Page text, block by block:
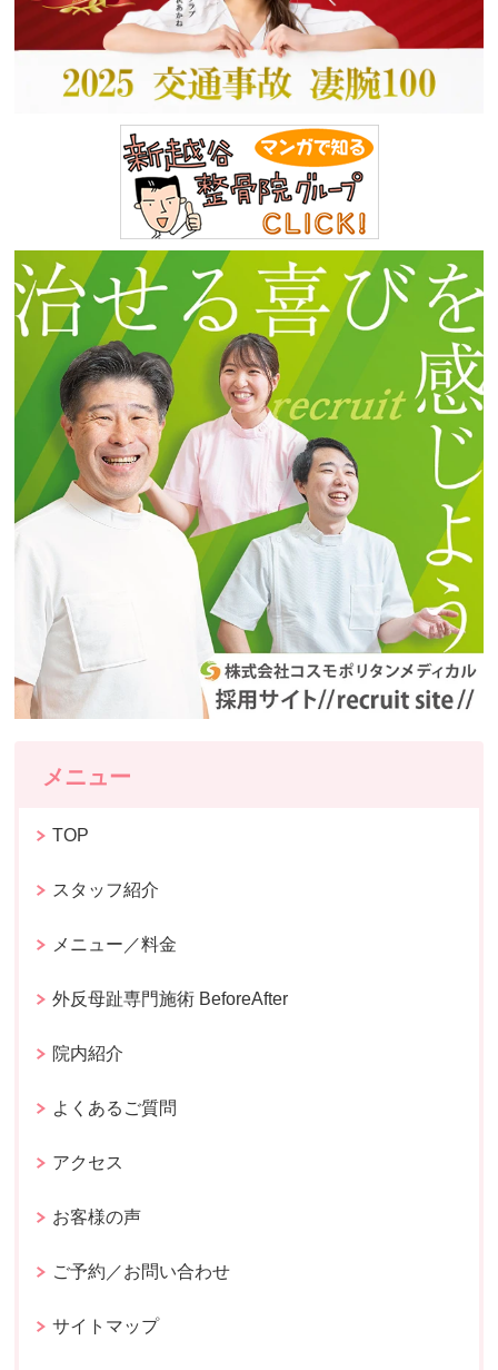
メニュー
TOP
スタッフ紹介
メニュー／料金
外反母趾専門施術 BeforeAfter
院内紹介
よくあるご質問
アクセス
お客様の声
ご予約／お問い合わせ
サイトマップ